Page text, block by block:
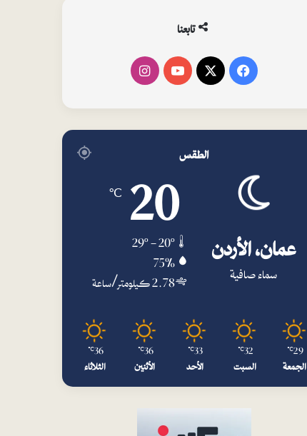
تابعنا
فيسبوك ‫X
‫YouTubeانستقرام
الطقس
عمان، الأردن
سماء صافية
20
℃
75%
2.78 كيلومتر/ساعة
29
℃
الجمعة
32
℃
السبت
33
℃
الأحد
36
℃
الأثنين
36
℃
الثلاثاء